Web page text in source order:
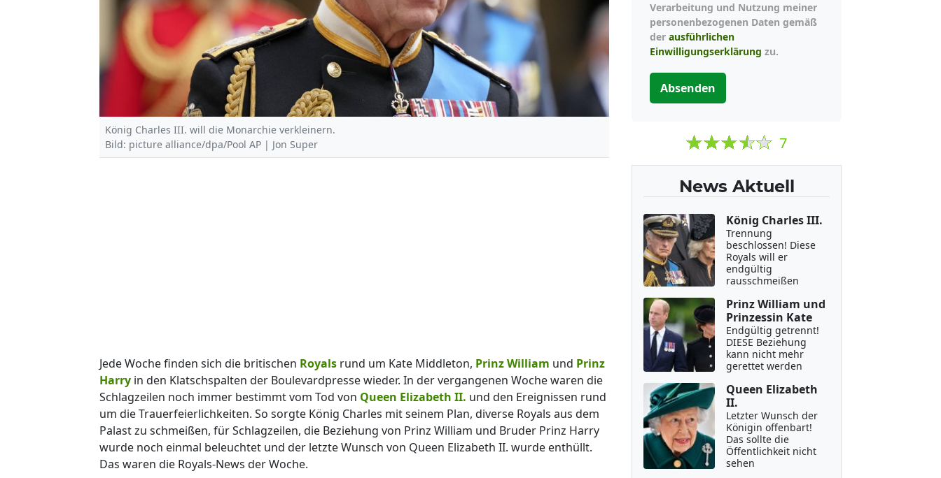
König Charles III. will die Monarchie verkleinern.
Bild: picture alliance/dpa/Pool AP | Jon Super
Jede Woche finden sich die britischen Royals rund um Kate Middleton, Prinz William und Prinz
Harry in den Klatschspalten der Boulevardpresse wieder. In der vergangenen Woche waren die
Schlagzeilen noch immer bestimmt vom Tod von Queen Elizabeth II. und den Ereignissen rund
um die Trauerfeierlichkeiten. So sorgte König Charles mit seinem Plan, diverse Royals aus dem
Palast zu schmeißen, für Schlagzeilen, die Beziehung von Prinz William und Bruder Prinz Harry
wurde noch einmal beleuchtet und der letzte Wunsch von Queen Elizabeth II. wurde enthüllt.
Das waren die Royals-News der Woche.
Verarbeitung und Nutzung meiner
personenbezogenen Daten gemäß
der ausführlichen
Einwilligungserklärung zu.
Absenden
7
News Aktuell
König Charles III.
Trennung
beschlossen! Diese
Royals will er
endgültig
rausschmeißen
Prinz William und
Prinzessin Kate
Endgültig getrennt!
DIESE Beziehung
kann nicht mehr
gerettet werden
Queen Elizabeth
II.
Letzter Wunsch der
Königin offenbart!
Das sollte die
Öffentlichkeit nicht
sehen